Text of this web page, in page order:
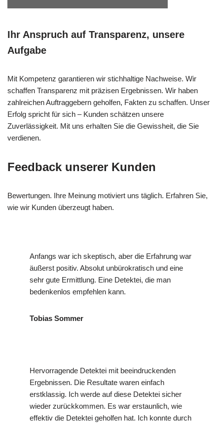
Ihr Anspruch auf Transparenz, unsere
Aufgabe
Mit Kompetenz garantieren wir stichhaltige Nachweise. Wir
schaffen Transparenz mit präzisen Ergebnissen. Wir haben
zahlreichen Auftraggebern geholfen, Fakten zu schaffen. Unser
Erfolg spricht für sich – Kunden schätzen unsere
Zuverlässigkeit. Mit uns erhalten Sie die Gewissheit, die Sie
verdienen.
Feedback unserer Kunden
Bewertungen. Ihre Meinung motiviert uns täglich. Erfahren Sie,
wie wir Kunden überzeugt haben.
Anfangs war ich skeptisch, aber die Erfahrung war
äußerst positiv. Absolut unbürokratisch und eine
sehr gute Ermittlung. Eine Detektei, die man
bedenkenlos empfehlen kann.
Tobias Sommer
Hervorragende Detektei mit beeindruckenden
Ergebnissen. Die Resultate waren einfach
erstklassig. Ich werde auf diese Detektei sicher
wieder zurückkommen. Es war erstaunlich, wie
effektiv die Detektei geholfen hat. Ich konnte durch